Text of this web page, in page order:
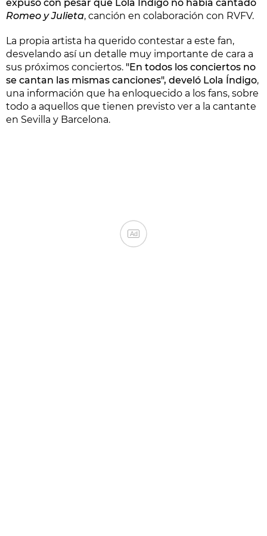
expuso con pesar que Lola Índigo no había cantado
Romeo y Julieta, canción en colaboración con RVFV.
La propia artista ha querido contestar a este fan,
desvelando así un detalle muy importante de cara a
sus próximos conciertos. "En todos los conciertos no
se cantan las mismas canciones", develó Lola Índigo,
una información que ha enloquecido a los fans, sobre
todo a aquellos que tienen previsto ver a la cantante
en Sevilla y Barcelona.
Ad